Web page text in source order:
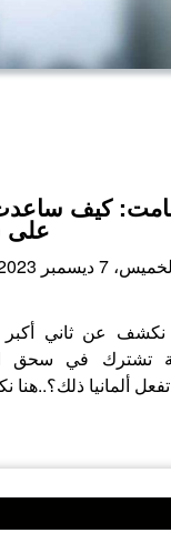
كيف ساعدت
على
7 ديسمبر 2023
نكشف عن ثاني أكبر
تشترك في سحق
ألمانيا